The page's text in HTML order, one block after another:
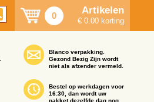
0 Artikelen
€ 0.00 korting
Blanco verpakking.
Gezond Bezig Zijn wordt
niet als afzender vermeld.
Bestel op werkdagen voor
16:30, dan wordt uw
pakket dezelfde dag nog